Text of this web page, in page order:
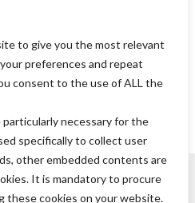
to give you the most relevant
preferences and repeat
consent to the use of ALL the
necessary for the
specifically to collect user
other embedded contents are
It is mandatory to procure
these cookies on your website.
la remise à niveau de la
et les toitures et de restaurer